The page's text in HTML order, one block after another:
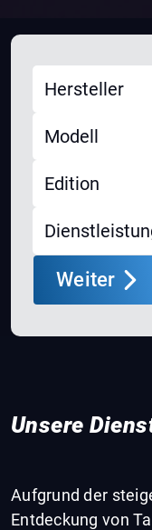
Weiter
Unsere
Aufgrund der
Entdeckung von